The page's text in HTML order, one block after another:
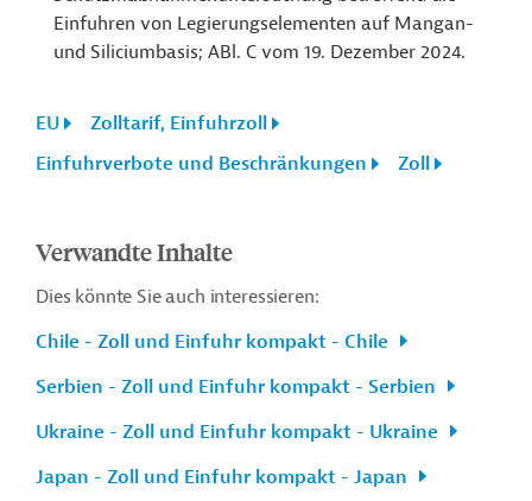
Einfuhren von Legierungselementen auf Mangan-
und Siliciumbasis; ABl. C vom 19. Dezember 2024.
EU
Zolltarif, Einfuhrzoll
Einfuhrverbote und Beschränkungen
Zoll
Verwandte Inhalte
Dies könnte Sie auch interessieren:
Chile - Zoll und Einfuhr kompakt - Chile
Serbien - Zoll und Einfuhr kompakt - Serbien
Ukraine - Zoll und Einfuhr kompakt - Ukraine
Japan - Zoll und Einfuhr kompakt - Japan